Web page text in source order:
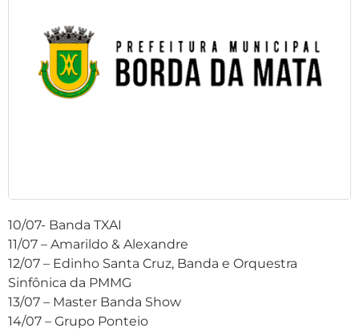
10/07- Banda TXAI
11/07 – Amarildo & Alexandre
12/07 – Edinho Santa Cruz, Banda e Orquestra
Sinfônica da PMMG
13/07 – Master Banda Show
14/07 – Grupo Ponteio